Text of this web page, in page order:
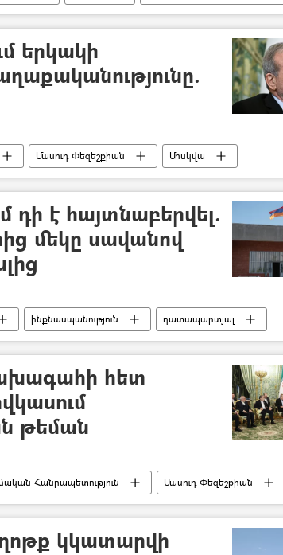
երկակի
Մասուդ Փեզեշքիան
Մոսկվա
դի է հայտնաբերվել.
մեկը սավանով
ինքնասպանություն դատապարտյալ
հետ
թեման
Հանրապետություն
Մասուդ Փեզեշքիան
կկատարվի